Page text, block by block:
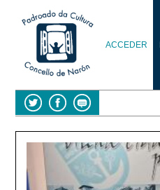
ACCEDER